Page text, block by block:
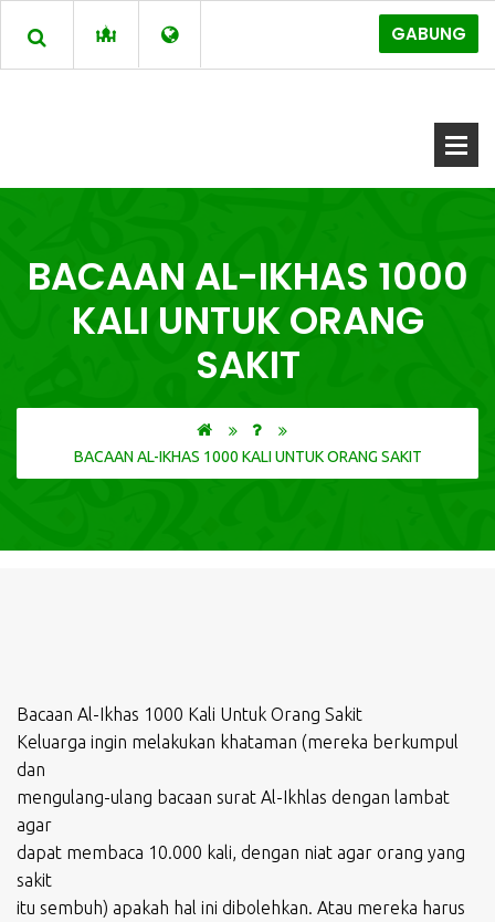
GABUNG
BACAAN AL-IKHAS 1000
KALI UNTUK ORANG
SAKIT
BACAAN AL-IKHAS 1000 KALI UNTUK ORANG SAKIT
Bacaan Al-Ikhas 1000 Kali Untuk Orang Sakit
Keluarga ingin melakukan khataman (mereka berkumpul
dan
mengulang-ulang bacaan surat Al-Ikhlas dengan lambat
agar
dapat membaca 10.000 kali, dengan niat agar orang yang
sakit
itu sembuh) apakah hal ini dibolehkan. Atau mereka harus